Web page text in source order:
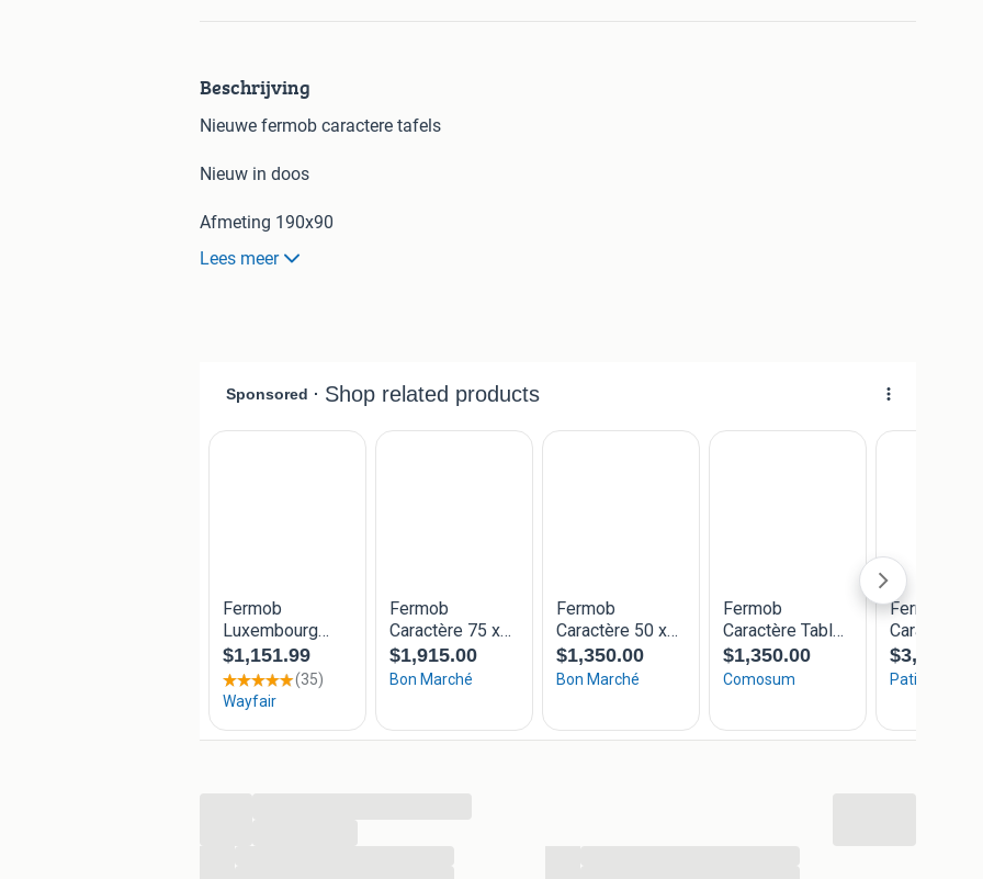
Beschrijving
Nieuwe fermob caractere tafels
Nieuw in doos
Afmeting 190x90
Kleuren
Prijs 879 euro
Fermob en houe tuinmeubels
Lees meer